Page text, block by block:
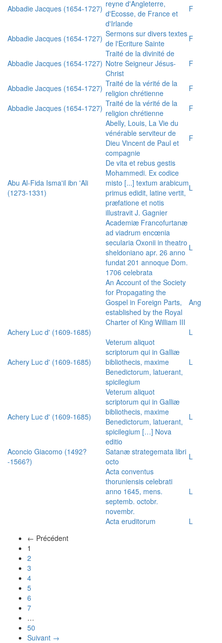
Abbadie Jacques (1654-1727) reyne d'Angleterre,
d'Ecosse, de France et
d'Irlande
F
Abbadie Jacques (1654-1727) Sermons sur divers textes
de l'Ecriture Sainte
F
Abbadie Jacques (1654-1727)
Traité de la divinité de
Notre Seigneur Jésus-
Christ
F
Abbadie Jacques (1654-1727) Traité de la vérité de la
religion chrétienne
F
Abbadie Jacques (1654-1727) Traité de la vérité de la
religion chrétienne
F
Abelly, Louis, La Vie du
vénérable serviteur de
Dieu Vincent de Paul et
compagnie
F
Abu Al-Fida Isma'il ibn 'Ali
(1273-1331)
De vita et rebus gestis
Mohammedi. Ex codice
misto [...] textum arabicum
primus edidit, latine vertit,
præfatione et notis
illustravit J. Gagnier
L
Academiæ Francofurtanæ
ad viadrum encœnia
secularia Oxonii in theatro
sheldoniano apr. 26 anno
fundat 201 annoque Dom.
1706 celebrata
L
An Account of the Society
for Propagating the
Gospel in Foreign Parts,
established by the Royal
Charter of King William III
Ang
Achery Luc d' (1609-1685) L
Achery Luc d' (1609-1685)
Veterum aliquot
scriptorum qui in Galliæ
bibliothecis, maxime
Benedictorum, latuerant,
spicilegium
L
Achery Luc d' (1609-1685)
Veterum aliquot
scriptorum qui in Galliæ
bibliothecis, maxime
Benedictorum, latuerant,
spicilegium […] Nova
editio
L
Aconcio Giacomo (1492?
-1566?)
Satanæ strategemata libri
octo
L
Acta conventus
thoruniensis celebrati
anno 1645, mens.
septemb. octobr.
novembr.
L
Acta eruditorum
L
← Précédent
1
2
3
4
5
6
7
…
50
Suivant →